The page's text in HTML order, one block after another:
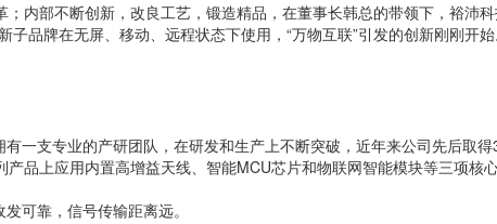
内部不断创新，改良工艺，锻造精品，在董事长韩总的带领下，裕沛
子品牌在无屏、移动、远程状态下使用，“万物互联”引发的创新刚刚开始
一支专业的产研团队，在研发和生产上不断突破，近年来公司先后取
品上应用内置高增益天线、智能MCU芯片和物联网智能模块等三项核
可靠，信号传输距离远。